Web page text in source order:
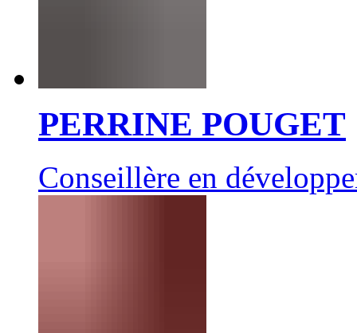
PERRINE POUGET
Conseillère en